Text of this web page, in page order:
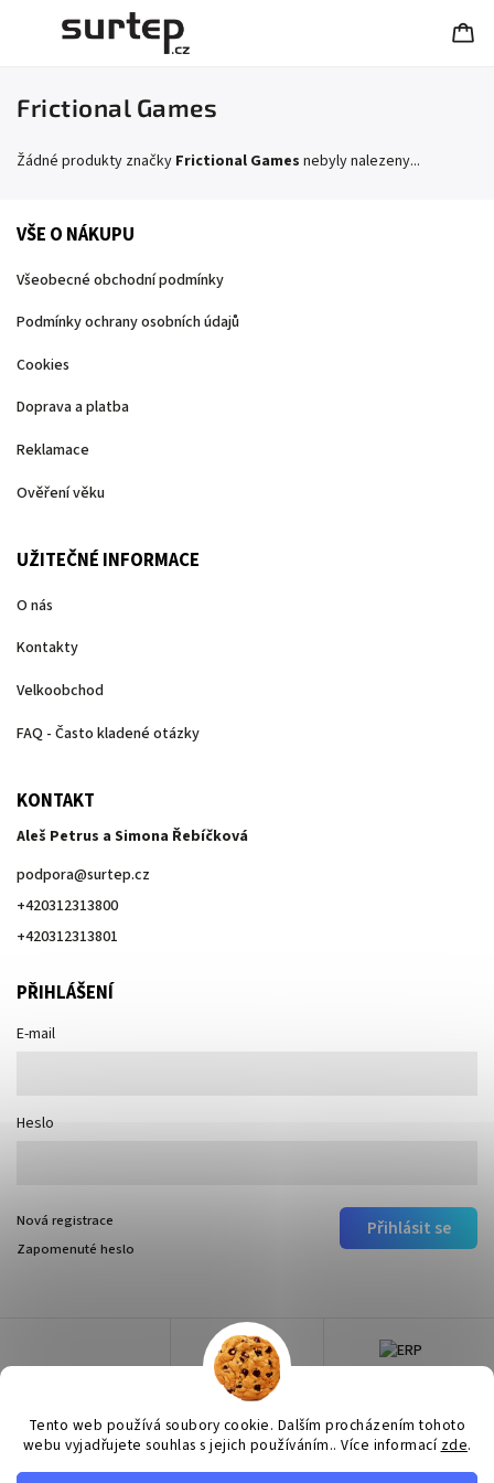
Tento web používá soubory cookie. Dalším procházením tohoto
webu vyjadřujete souhlas s jejich používáním.. Více informací zde.
Frictional Games
Žádné produkty značky Frictional Games nebyly nalezeny...
VŠE O NÁKUPU
Všeobecné obchodní podmínky
Podmínky ochrany osobních údajů
Cookies
Doprava a platba
Reklamace
Ověření věku
UŽITEČNÉ INFORMACE
O nás
Kontakty
Velkoobchod
FAQ - Často kladené otázky
KONTAKT
Aleš Petrus a Simona Řebíčková
podpora@surtep.cz
+420312313800
+420312313801
PŘIHLÁŠENÍ
E-mail
Heslo
Přihlásit se
Nová registrace
Zapomenuté heslo